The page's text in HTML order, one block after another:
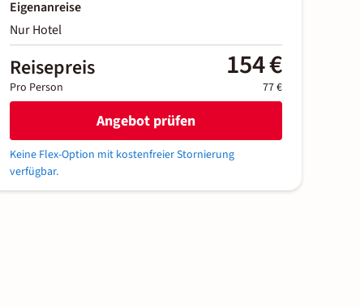
Eigenanreise
Nur Hotel
Reisepreis 154 €
Pro Person 77 €
Angebot prüfen
Keine Flex-Option mit kostenfreier Stornierung
verfügbar.